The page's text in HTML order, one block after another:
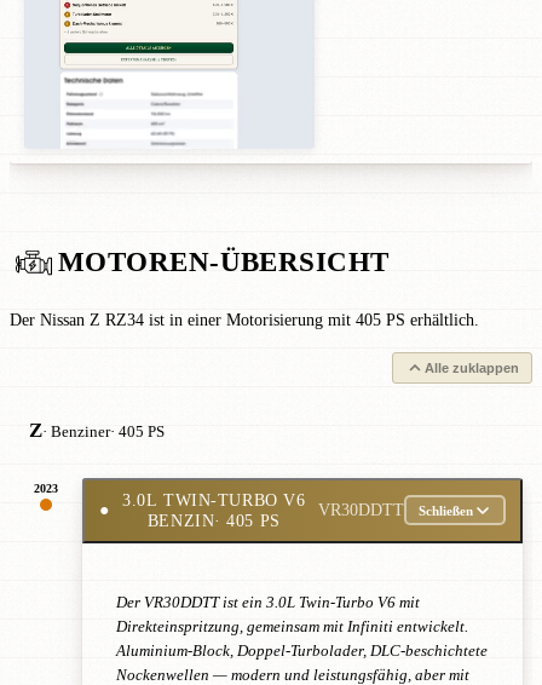
MOTOREN-ÜBERSICHT
Der Nissan Z RZ34 ist in einer Motorisierung mit 405 PS erhältlich.
Alle zuklappen
Z· Benziner· 405 PS
2023
●
3.0L TWIN-TURBO V6
BENZIN· 405 PS
VR30DDTT Schließen
Der VR30DDTT ist ein 3.0L Twin-Turbo V6 mit
Direkteinspritzung, gemeinsam mit Infiniti entwickelt.
Aluminium-Block, Doppel-Turbolader, DLC-beschichtete
Nockenwellen — modern und leistungsfähig, aber mit